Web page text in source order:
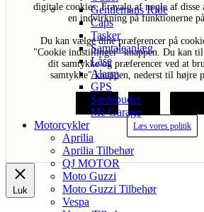
Gentlemans Ride
Caps
Tasker
Samtaleanlæg
Låse
Alarm
GPS
Sædepuder
Mc Garage
Motorcykler
Aprilia
Aprilia Tilbehør
QJ MOTOR
Moto Guzzi
Moto Guzzi Tilbehør
Vespa
digitale cookies. Fravalg af nogle af disse
en indvirkning på funktionerne på
Du kan vælge dine præferencer på
"Cookie indstillinger" knappen. Du kan
dit samtykke og præferencer ved at
samtykke" knappen, nederst til højre
Acceptér Afvis
Læs vores politik
Luk